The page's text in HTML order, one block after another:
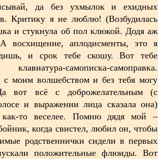
да без ухмылок и ехидных
Критику я не люблю! (Возбудилась
и стукнула об пол клюкой. Додя аж
А восхищение, аплодисменты, это я
и срок тебе скошу. Вот тебе
самописка-самоправка.
моим волшебством и без тебя могу
вот всё с доброжелательным (с
и выражении лица сказала она)
как-то веселее. Помню дядя мой –
когда свистел, любил он, чтобы
родственнички сидели в первых
положительные флюиды. Вот